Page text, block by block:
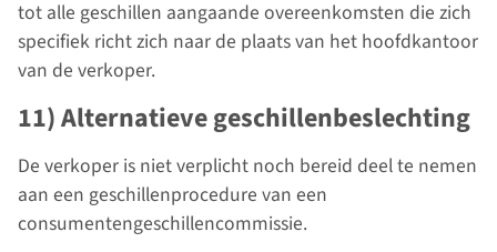
tot alle geschillen aangaande overeenkomsten die zich
specifiek richt zich naar de plaats van het hoofdkantoor
van de verkoper.
11) Alternatieve geschillenbeslechting
De verkoper is niet verplicht noch bereid deel te nemen
aan een geschillenprocedure van een
consumentengeschillencommissie.